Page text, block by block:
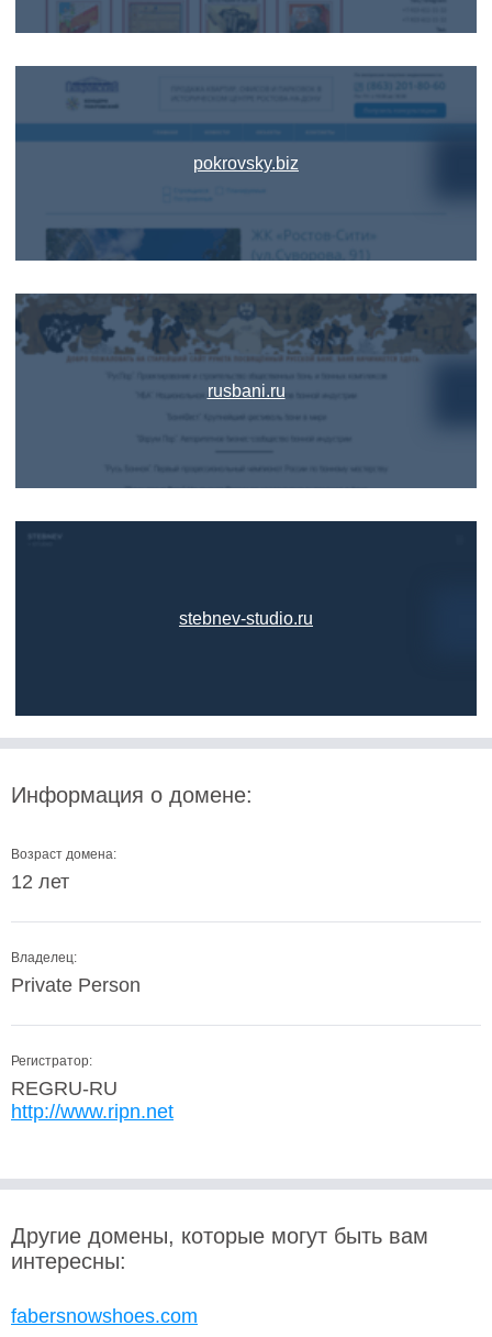
pokrovsky.biz
rusbani.ru
stebnev-studio.ru
Информация о домене:
Возраст домена:
12 лет
Владелец:
Private Person
Регистратор:
REGRU-RU
http://www.ripn.net
Другие домены, которые могут быть вам
интересны:
fabersnowshoes.com